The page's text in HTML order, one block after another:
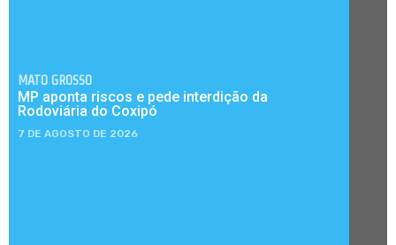
MATO GROSSO
MP aponta riscos e pede interdição da
Rodoviária do Coxipó
7 DE AGOSTO DE 2026